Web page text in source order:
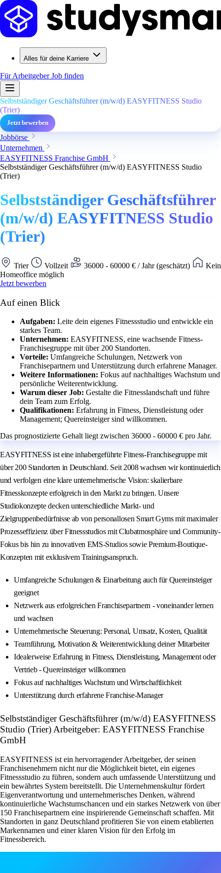
Alles für deine Karriere
Für ArbeitgeberJob finden
Selbstständiger Geschäftsführer (m/w/d) EASYFITNESS Studio
(Trier)
Jetzt bewerben
Jobbörse
Unternehmen
EASYFITNESS Franchise GmbH
Selbstständiger Geschäftsführer (m/w/d) EASYFITNESS Studio
(Trier)
Selbstständiger Geschäftsführer
(m/w/d) EASYFITNESS Studio
(Trier)
Trier Vollzeit 36000 - 60000 € / Jahr (geschätzt)
Kein
Homeoffice möglich
Jetzt bewerben
Auf einen Blick
Aufgaben: Leite dein eigenes Fitnessstudio und entwickle ein
starkes Team.
Unternehmen: EASYFITNESS, eine wachsende Fitness-
Franchisegruppe mit über 200 Standorten.
Vorteile: Umfangreiche Schulungen, Netzwerk von
Franchisepartnern und Unterstützung durch erfahrene Manager.
Weitere Informationen: Fokus auf nachhaltiges Wachstum und
persönliche Weiterentwicklung.
Warum dieser Job: Gestalte die Fitnesslandschaft und führe
dein Team zum Erfolg.
Qualifikationen: Erfahrung in Fitness, Dienstleistung oder
Management; Quereinsteiger sind willkommen.
Das prognostizierte Gehalt liegt zwischen 36000 - 60000 € pro Jahr.
EASYFITNESS ist eine inhabergeführte Fitness-Franchisegruppe mit
über 200 Standorten in Deutschland. Seit 2008 wachsen wir kontinuierlich
und verfolgen eine klare unternehmerische Vision: skalierbare
Fitnesskonzepte erfolgreich in den Markt zu bringen. Unsere
Studiokonzepte decken unterschiedliche Markt- und
Zielgruppenbedürfnisse ab von personallosen Smart Gyms mit maximaler
Prozesseffizienz über Fitnessstudios mit Clubatmosphäre und Community-
Fokus bis hin zu innovativen EMS-Studios sowie Premium-Boutique-
Konzepten mit exklusivem Trainingsanspruch.
Umfangreiche Schulungen & Einarbeitung auch für Quereinsteiger
geeignet
Netzwerk aus erfolgreichen Franchisepartnern - voneinander lernen
und wachsen
Unternehmerische Steuerung: Personal, Umsatz, Kosten, Qualität
Teamführung, Motivation & Weiterentwicklung deiner Mitarbeiter
Idealerweise Erfahrung in Fitness, Dienstleistung, Management oder
Vertrieb - Quereinsteiger willkommen
Fokus auf nachhaltiges Wachstum und Wirtschaftlichkeit
Unterstützung durch erfahrene Franchise-Manager
Selbstständiger Geschäftsführer (m/w/d) EASYFITNESS
Studio (Trier) Arbeitgeber: EASYFITNESS Franchise
GmbH
EASYFITNESS ist ein hervorragender Arbeitgeber, der seinen
Franchisenehmern nicht nur die Möglichkeit bietet, ein eigenes
Fitnessstudio zu führen, sondern auch umfassende Unterstützung und
ein bewährtes System bereitstellt. Die Unternehmenskultur fördert
Eigenverantwortung und unternehmerisches Denken, während
kontinuierliche Wachstumschancen und ein starkes Netzwerk von über
150 Franchisepartnern eine inspirierende Gemeinschaft schaffen. Mit
Standorten in ganz Deutschland profitieren Sie von einem etablierten
Markennamen und einer klaren Vision für den Erfolg im
Fitnessbereich.